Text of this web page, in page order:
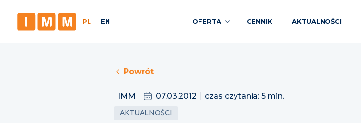
PL EN OFERTA CENNIK AKTUALNOŚCI
Powrót
IMM 07.03.2012 czas czytania: 5 min.
AKTUALNOŚCI